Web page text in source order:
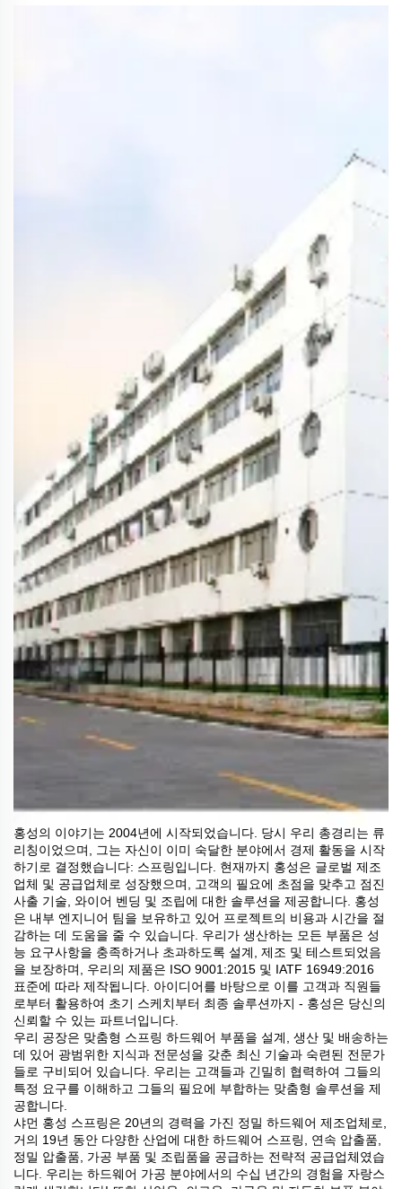
홍성의 이야기는 2004년에 시작되었습니다. 당시 우리 총경리는 류
리칭이었으며, 그는 자신이 이미 숙달한 분야에서 경제 활동을 시작
하기로 결정했습니다: 스프링입니다. 현재까지 홍성은 글로벌 제조
업체 및 공급업체로 성장했으며, 고객의 필요에 초점을 맞추고 점진
사출 기술, 와이어 벤딩 및 조립에 대한 솔루션을 제공합니다. 홍성
은 내부 엔지니어 팀을 보유하고 있어 프로젝트의 비용과 시간을 절
감하는 데 도움을 줄 수 있습니다. 우리가 생산하는 모든 부품은 성
능 요구사항을 충족하거나 초과하도록 설계, 제조 및 테스트되었음
을 보장하며, 우리의 제품은 ISO 9001:2015 및 IATF 16949:2016
표준에 따라 제작됩니다. 아이디어를 바탕으로 이를 고객과 직원들
로부터 활용하여 초기 스케치부터 최종 솔루션까지 - 홍성은 당신의
신뢰할 수 있는 파트너입니다.
우리 공장은 맞춤형 스프링 하드웨어 부품을 설계, 생산 및 배송하는
데 있어 광범위한 지식과 전문성을 갖춘 최신 기술과 숙련된 전문가
들로 구비되어 있습니다. 우리는 고객들과 긴밀히 협력하여 그들의
특정 요구를 이해하고 그들의 필요에 부합하는 맞춤형 솔루션을 제
공합니다.
샤먼 홍성 스프링은 20년의 경력을 가진 정밀 하드웨어 제조업체로,
거의 19년 동안 다양한 산업에 대한 하드웨어 스프링, 연속 압출품,
정밀 압출품, 가공 부품 및 조립품을 공급하는 전략적 공급업체였습
니다. 우리는 하드웨어 가공 분야에서의 수십 년간의 경험을 자랑스